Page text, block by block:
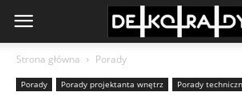
Strona główna Porady
Porady Porady projektanta wnętrz Porady